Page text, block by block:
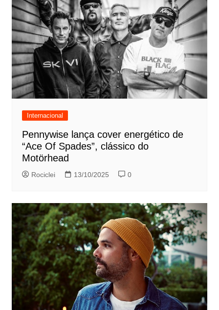
Internacional
Pennywise lança cover energético de
“Ace Of Spades”, clássico do
Motörhead
Rociclei 13/10/2025 0